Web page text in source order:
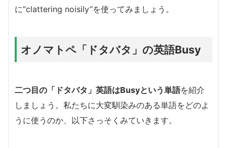
に”clattering noisily”を使ってみましょう。
オノマトペ「ドタバタ」の英語Busy
二つ目の「ドタバタ」英語はBusyという単語を紹介
しましょう。私たちに大変馴染みのある単語をどのよ
うに使うのか、以下さっそくみていきます。